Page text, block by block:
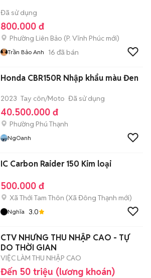
Đã sử dụng
800.000 đ
Phường Liên Bảo (P. Vĩnh Phúc mới)
Trần Bảo Anh 16 đã bán
Honda CBR150R Nhập khẩu màu Đen
2023 Tay côn/Moto Đã sử dụng
40.500.000 đ
Phường Phú Thạnh
NgOanh
IC Carbon Raider 150 Kim loại
500.000 đ
Xã Thới Tam Thôn (Xã Đông Thạnh mới)
Nghĩa 3.0
CTV NHƯNG THU NHẬP CAO - TỰ
DO THỜI GIAN
VIỆC LÀM THU NHẬP CAO
Đến 50 triệu (lương khoán)